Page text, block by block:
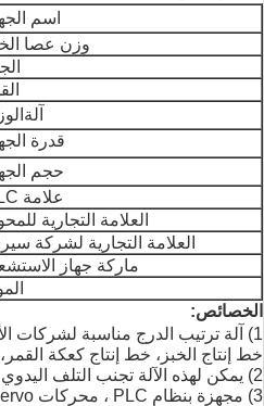
اسم
وزن عصا
آلة
قدرة
حجم
علامة PLC
العلامة التجارية
العلامة التجارية لشركة
ماركة جهاز
الخصائص:
1) آلة ترتيب الدرج مناسبة لشركات
خط إنتاج الخبز، خط إنتاج كعكة
2) يمكن لهذه الآلة تجنب التلف اليدوي أو التلوث قبل أن يتم خبز المنتج.
3) مجهزة بنظام PLC ، محركات servo مزدوجة ، جهاز الكشف الكهروضوئي.